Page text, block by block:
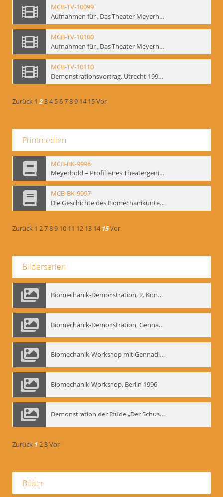
MCB-TV-10099
Aufnahmen für „Das Theater Meyerholds und die Biomechanik“ (7). Biomechanische Etüden – Detailstudien, Ausschnitt 2 - Interne Signatur: BM-vid-7_A2
MCB-TV-10100
Aufnahmen für „Das Theater Meyerholds und die Biomechanik“ (7). Biomechanische Etüden – Detailstudien, Ausschnitt 3 - Interne Signatur: BM-vid-7_A3
MCB-TV-10110
Demonstrationsvortrag, Utrecht 1991 (1) - Interne Signatur: BM-vid-17
Zurück 1 234 56789 14 15Vor
Printmedien
MCB-BK-9996
Meyerhold – Profil eines Theatergenies. Vortrag. Arbeitsdemonstration - interne Signatur: BM-prt-203
MCB-BK-9997
Die Geschichte des Biomechanikunterrichts im Theater der Satire - interne Signatur: BM-prt-204
Zurück 1 2789 10 11 12 13 14 15Vor
Bilderserien
Biomechanik-Demonstration, 2. Kongress der EMF, Mai 1995
Biomechanik-Demonstration, Gennadij Bogdanow im Berliner Ensemble, 04.10.1991
Biomechanik-Workshop mit Gennadij Nikolajewitsch Bogdanow im Mime Centrum Berlin, 1991
Biomechanik-Workshop, Berlin 1996
Demonstration der Etüde „Der Schuss mit dem Bogen“ durch Gennadij Nikolajewitsch Bogdanow, Berlin 1991
Zurück 123Vor
Bilder